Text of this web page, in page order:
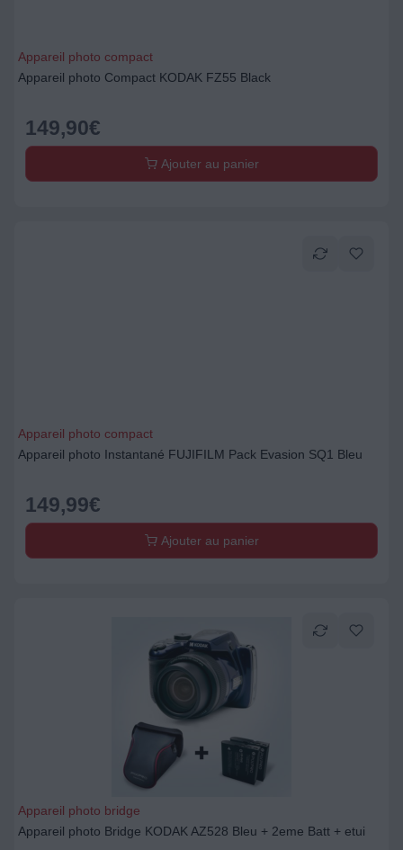
Appareil photo compact
Appareil photo Compact KODAK FZ55 Black
149,90€
Ajouter au panier
Appareil photo compact
Appareil photo Instantané FUJIFILM Pack Evasion SQ1 Bleu
149,99€
Ajouter au panier
Appareil photo bridge
Appareil photo Bridge KODAK AZ528 Bleu + 2eme Batt + etui